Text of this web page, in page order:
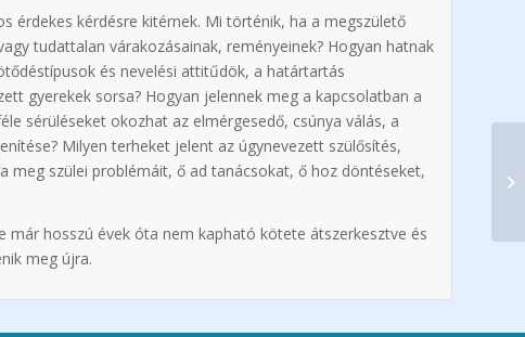
érdekes kérdésre kitérnek. Mi történik, ha a megszülető
tudattalan várakozásainak, reményeinek? Hogyan hatnak
és nevelési attitűdök, a határtartás
gyerekek sorsa? Hogyan jelennek meg a kapcsolatban a
sérüléseket okozhat az elmérgesedő, csúnya válás, a
Milyen terheket jelent az úgynevezett szülősítés,
meg szülei problémáit, ő ad tanácsokat, ő hoz döntéseket,
hosszú évek óta nem kapható kötete átszerkesztve és
meg újra.